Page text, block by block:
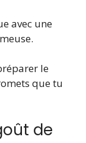
avec une
le
que tu
de